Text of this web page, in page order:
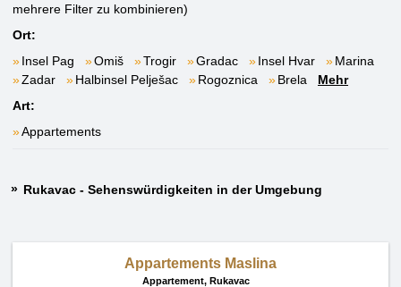
mehrere Filter zu kombinieren)
Ort:
Insel Pag
Omiš Trogir Gradac Insel Hvar
Marina
Zadar
Halbinsel Pelješac Rogoznica Brela
Mehr
Art:
Appartements
Rukavac - Sehenswürdigkeiten in der Umgebung
Appartements Maslina
Appartement, Rukavac